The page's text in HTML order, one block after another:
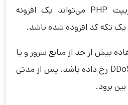
PHP نباشد. این اسکریپت PHP می‌تواند یک افزونه
تکه کد افزوده شده باشد.
بیش از حد از منابع سرور و یا
کرش سرور و یا حملات DDoS رخ داده باشد، پس از مدتی
برود.